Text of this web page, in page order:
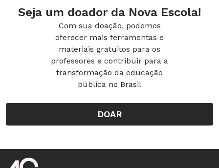
Seja um doador da Nova Escola!
Com sua doação, podemos
oferecer mais ferramentas e
materiais gratuitos para os
professores e contribuir para a
transformação da educação
pública no Brasil
DOAR
Rodapé da Nova Escola